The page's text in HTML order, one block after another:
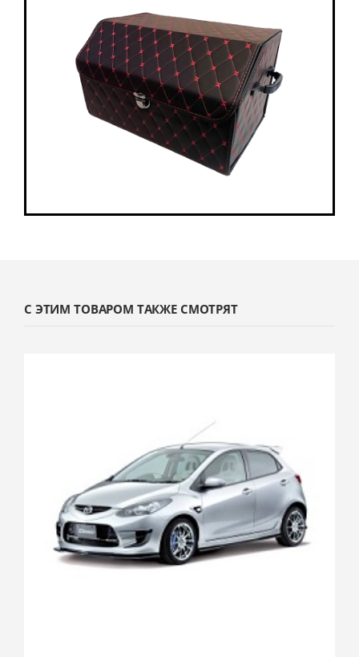
С ЭТИМ ТОВАРОМ ТАКЖЕ СМОТРЯТ